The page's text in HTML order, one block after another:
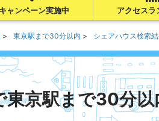
キャンペーン実施中 アクセスラ
東京駅まで30分以内 シェアハウス検索
東京駅まで30分